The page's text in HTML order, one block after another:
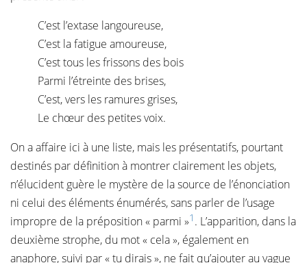
C’est l’extase langoureuse,
C’est la fatigue amoureuse,
C’est tous les frissons des bois
Parmi l’étreinte des brises,
C’est, vers les ramures grises,
Le chœur des petites voix.
On a affaire ici à une liste, mais les présentatifs, pourtant
destinés par définition à montrer clairement les objets,
n’élucident guère le mystère de la source de l’énonciation
ni celui des éléments énumérés, sans parler de l’usage
impropre de la préposition « parmi »1 . L’apparition, dans la
deuxième strophe, du mot « cela », également en
anaphore, suivi par « tu dirais », ne fait qu’ajouter au vague